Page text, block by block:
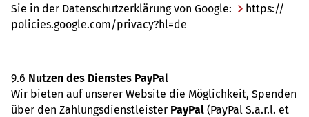
Sie in der Daten­schut­z­er­klä­rung von Google:
https://​
policies.​google.​com/​privacy?​hl=de
9.6 Nutzen des Diens­tes PayPal
Wir bieten auf unse­rer Web­site die Mög­lich­keit, Spen­den
über den Zah­lungs­dienst­leis­ter PayPal (PayPal S.a.r.l. et